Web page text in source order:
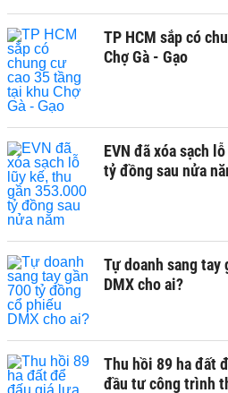
TP HCM sắp có
Chợ Gà - Gạo
EVN đã xóa sạch
tỷ đồng sau nửa
Tự doanh sang tay
DMX cho ai?
Thu hồi 89 ha đất
đầu tư công trình